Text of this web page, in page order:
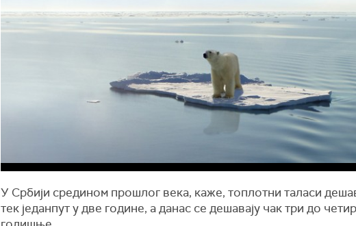
У Србији средином прошлог века, каже, топлотни таласи
тек једанпут у две године, а данас се дешавају чак три до